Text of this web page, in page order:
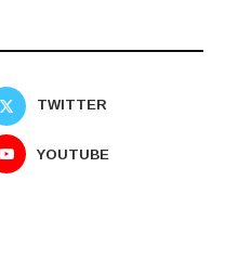
TWITTER
YOUTUBE